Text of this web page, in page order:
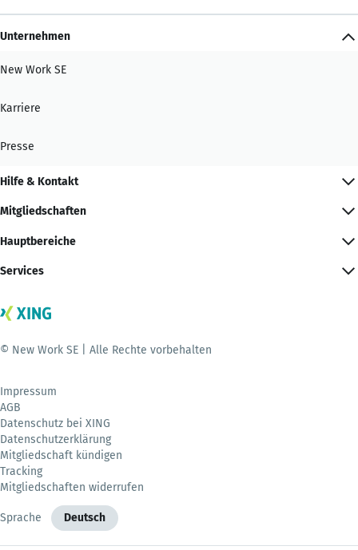
Unternehmen
New Work SE
Karriere
Presse
Hilfe & Kontakt
Mitgliedschaften
Hauptbereiche
Services
© New Work SE | Alle Rechte vorbehalten
Impressum
AGB
Datenschutz bei XING
Datenschutzerklärung
Mitgliedschaft kündigen
Tracking
Mitgliedschaften widerrufen
Sprache Deutsch